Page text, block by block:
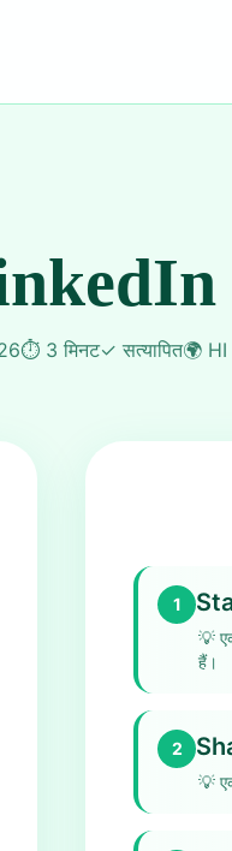
⏱️ 3 मिनट✓सत्यापित🌍 HI
1
💡
हैं।
2
💡